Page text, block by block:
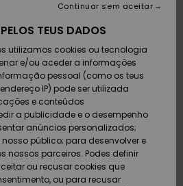
e
água
e
água
Shop
TEUS DADOS
utilizamos cookies ou tecnologia
e/ou aceder a informações
pessoal (como os teus
IP) pode ser utilizada
e conteúdos
a publicidade e o desempenho
anúncios personalizados;
público; para desenvolver e
nossos parceiros. Podes definir
ou recusar cookies que
ou para recusar
Continuar sem aceitar